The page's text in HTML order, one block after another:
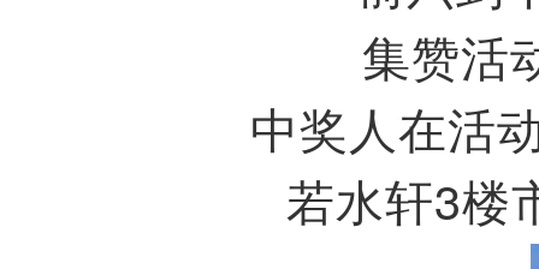
集赞活
中奖人在活
若水轩3楼